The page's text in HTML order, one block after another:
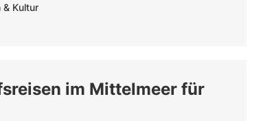
& Kultur
im Mittelmeer für